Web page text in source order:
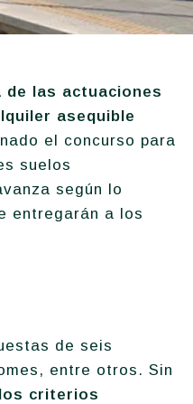
de las actuaciones
asequible
el concurso para
suelos
según lo
entregarán a los
de seis
entre otros. Sin
criterios